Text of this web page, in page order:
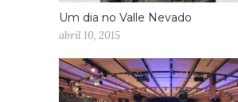
Um dia no Valle Nevado
abril 10, 2015